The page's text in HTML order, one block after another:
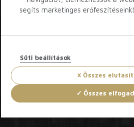
Töltsd le az
segíts marketinges
Összes
Összes
Süti beállítások